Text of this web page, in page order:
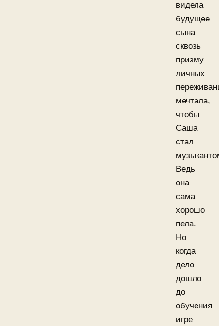
видела
будущее
сына
сквозь
призму
личных
мечтала,
чтобы
Саша
стал
Ведь
она
сама
хорошо
пела.
Но
когда
дело
дошло
до
обучения
игре